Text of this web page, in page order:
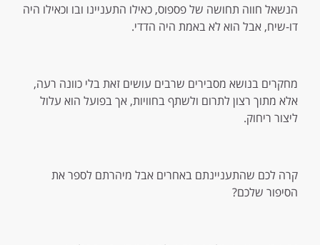
הנשאל חווה תחושה של פספוס, כאילו התעניינו ובו וכאילו היה
דו-שיח, אבל הוא לא באמת היה הדדי.
מחקרים בנושא מסבירים שרבים עושים זאת בלי כוונה רעה,
אלא מתוך רצון לתרום ולשתף בחוויות, אך בפועל הוא עלול
ליצור ריחוק.
קרה לכם שהתעניינתם באחרים אבל מיהרתם לספר את
הסיפור שלכם?